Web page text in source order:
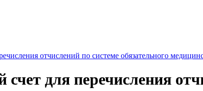
отчислений по системе обязательного
для перечисления